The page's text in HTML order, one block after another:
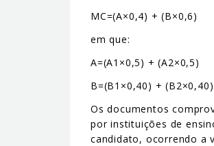
MC=(A×0,4) + (B×0,6)
em que:
A=(A1×0,5) + (A2×0,5)
B=(B1×0,40) +
Os documentos
por instituições de
candidato, ocorrendo a